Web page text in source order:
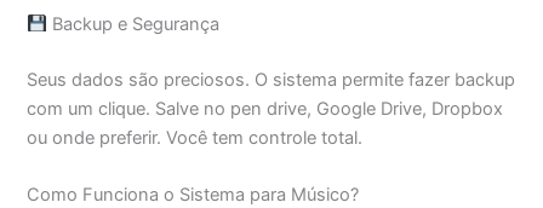
Backup e Segurança
Seus dados são preciosos. O sistema permite fazer backup
com um clique. Salve no pen drive, Google Drive, Dropbox
ou onde preferir. Você tem controle total.
Como Funciona o Sistema para Músico?